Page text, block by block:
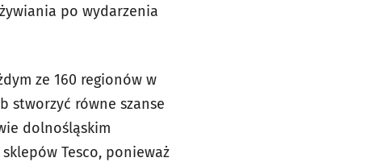
po wydarzenia
ze 160 regionów w
stworzyć równe szanse
dolnośląskim
Tesco, ponieważ